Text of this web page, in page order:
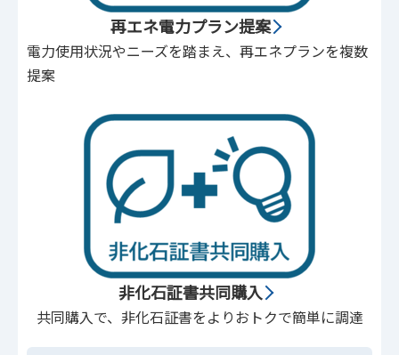
再エネ電力プラン提案
電力使用状況やニーズを踏まえ、再エネプランを複数
提案
非化石証書共同購入
共同購入で、非化石証書をよりおトクで簡単に調達